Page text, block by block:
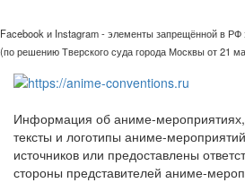
Facebook и Instagram - элементы запрещённой в РФ
(по решению Тверского суда города Москвы от 21
Информация об аниме-мероприятиях,
тексты и логотипы аниме-
источников или предоставлены
стороны представителей аниме-